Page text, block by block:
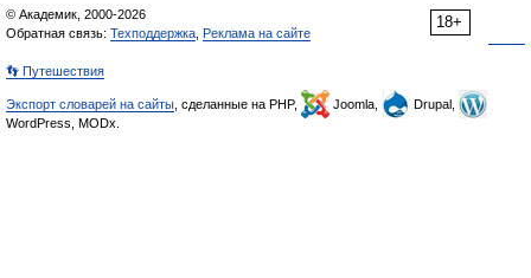
18+
© Академик, 2000-2026
Обратная связь: Техподдержка Реклама на сайте
👣 Путешествия
Экспорт словарей на сайты , сделанные на PHP, Joomla,
Drupal,
WordPress, MODx.